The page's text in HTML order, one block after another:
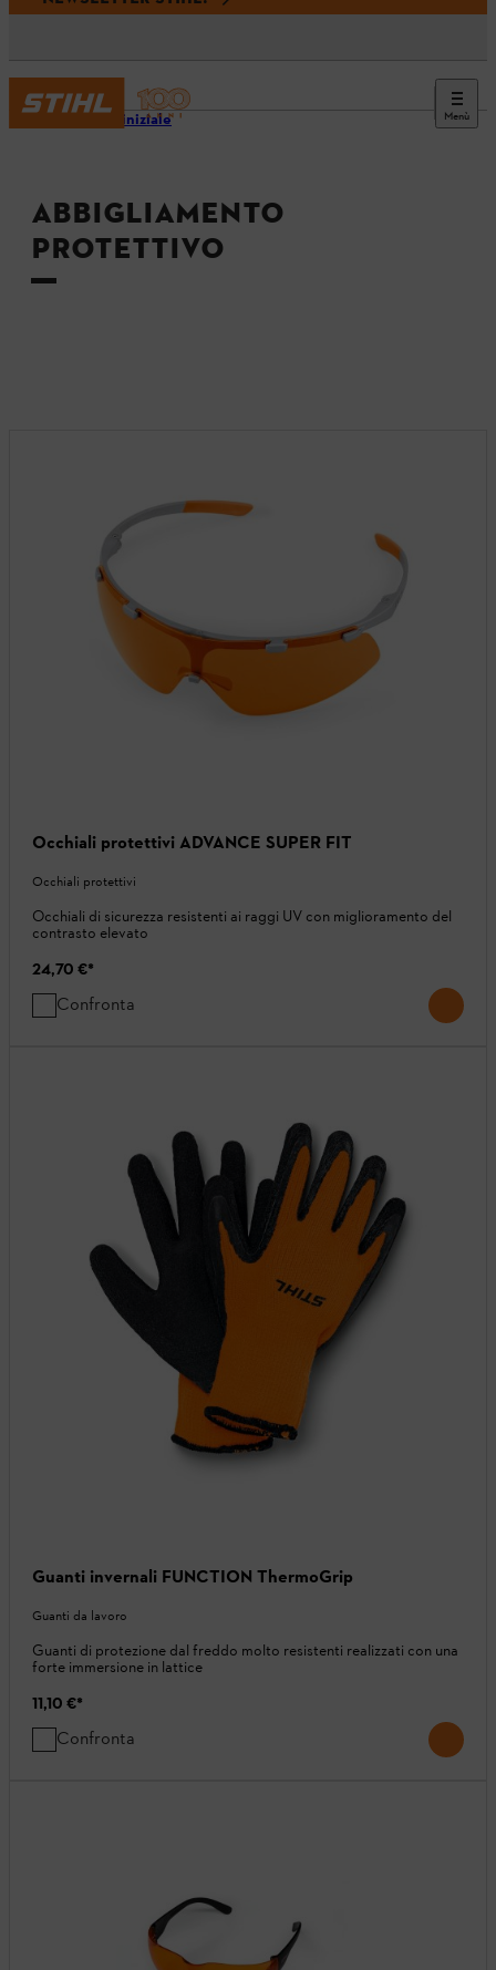
Menù
Pagina iniziale
ABBIGLIAMENTO
PROTETTIVO
Occhiali protettivi ADVANCE SUPER FIT
Occhiali protettivi
Occhiali di sicurezza resistenti ai raggi UV con miglioramento del
contrasto elevato
24,70 €*
Confronta
Guanti invernali FUNCTION ThermoGrip
Guanti da lavoro
Guanti di protezione dal freddo molto resistenti realizzati con una
forte immersione in lattice
11,10 €*
Confronta